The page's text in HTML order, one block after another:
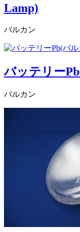
Lamp)
バルカン
バッテリー
バルカン